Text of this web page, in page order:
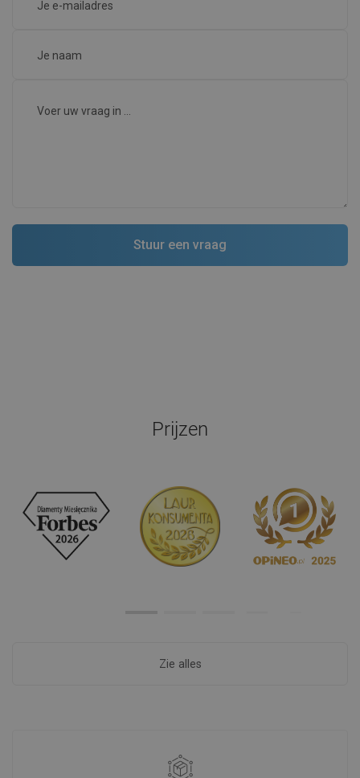
Prijzen
Zie alles